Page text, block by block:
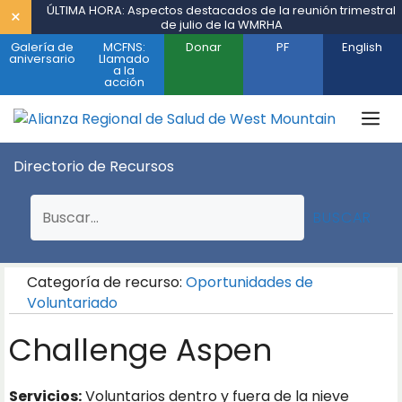
Saltar
al
contenido
×
ÚLTIMA HORA: Aspectos destacados de la reunión trimestral
de julio de la WMRHA
Galería de
aniversario
MCFNS:
Llamado
a la
acción
Donar PF English
Directorio de Recursos
BUSCAR
Categoría de recurso: Oportunidades de
Voluntariado
Challenge Aspen
Servicios:Voluntarios dentro y fuera de la nieve